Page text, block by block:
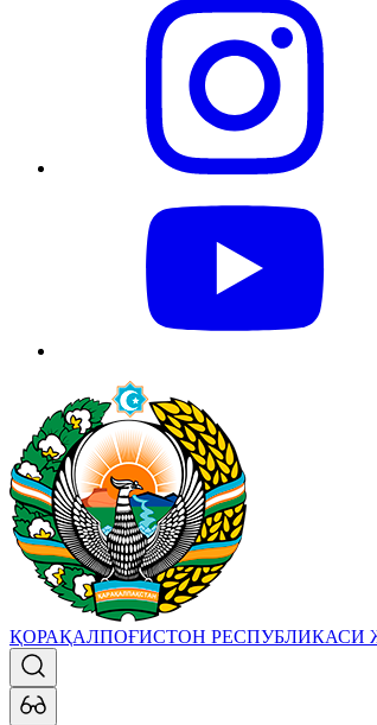
ҚОРАҚАЛПОҒИСТОН РЕСПУБЛИКАСИ